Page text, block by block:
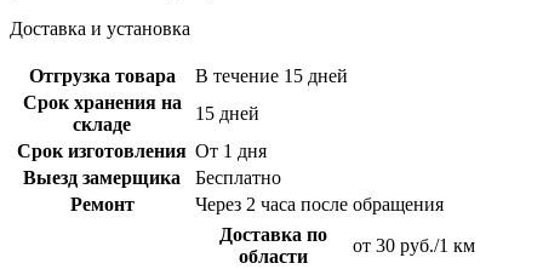
Доставка и установка
Отгрузка товара
В течение 15 дней
Срок хранения на
складе
15 дней
Срок изготовления От 1 дня
Выезд замерщика
Бесплатно
Ремонт
Через 2 часа после обращения
Доставка по
области
от 30 руб./1 км